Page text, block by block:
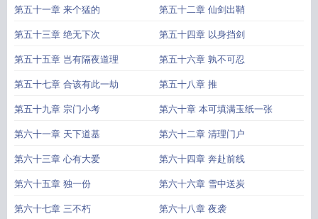
第五十一章 来个猛的 第五十二章 仙剑出鞘
第五十三章 绝无下次 第五十四章 以身挡剑
第五十五章 岂有隔夜道理 第五十六章 孰不可忍
第五十七章 合该有此一劫 第五十八章 推
第五十九章 宗门小考 第六十章 本可填满玉纸一张
第六十一章 天下道基 第六十二章 清理门户
第六十三章 心有大爱 第六十四章 奔赴前线
第六十五章 独一份 第六十六章 雪中送炭
第六十七章 三不朽 第六十八章 夜袭